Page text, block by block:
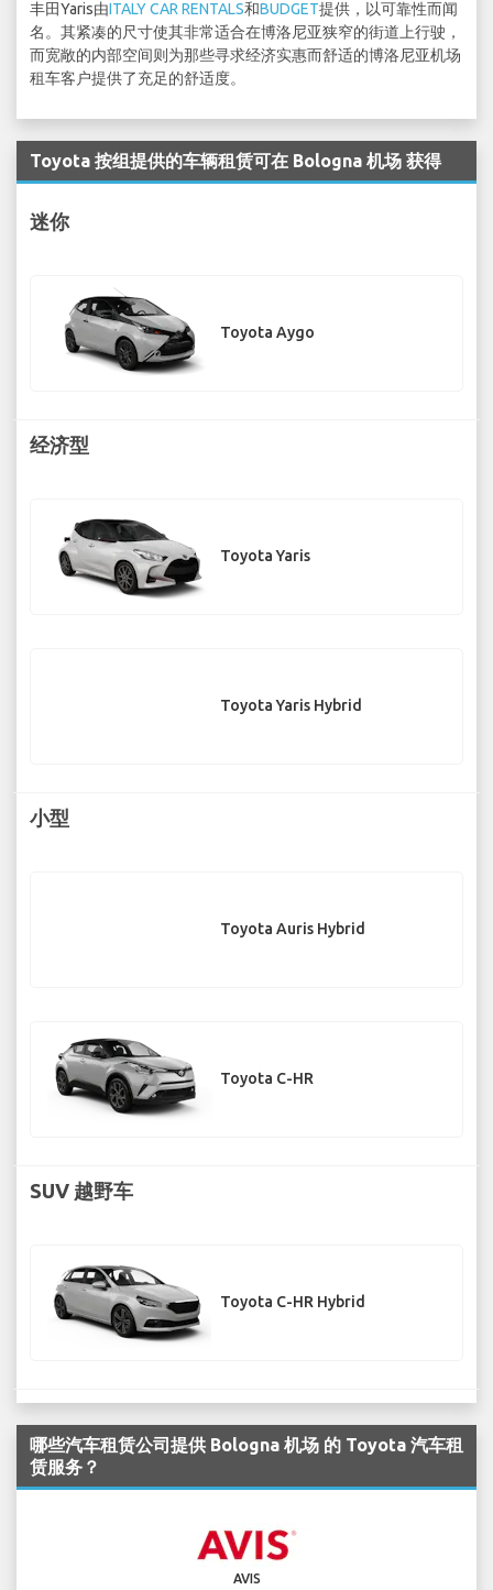
丰田Yaris由ITALY CAR RENTALS和BUDGET提供，以可靠性而闻
名。其紧凑的尺寸使其非常适合在博洛尼亚狭窄的街道上行驶，
而宽敞的内部空间则为那些寻求经济实惠而舒适的博洛尼亚机场
租车客户提供了充足的舒适度。
Toyota 按组提供的车辆租赁可在 Bologna 机场 获得
迷你
Toyota Aygo
经济型
Toyota Yaris
Toyota Yaris Hybrid
小型
Toyota Auris Hybrid
Toyota C-HR
SUV 越野车
Toyota C-HR Hybrid
哪些汽车租赁公司提供 Bologna 机场 的 Toyota 汽车租
赁服务？
AVIS